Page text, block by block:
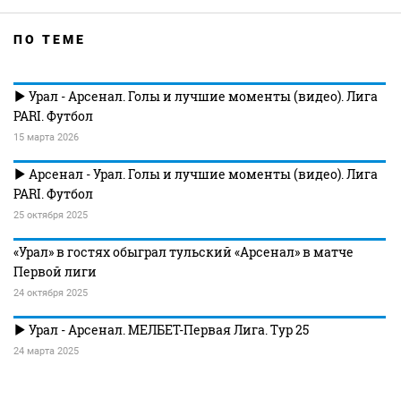
ПО ТЕМЕ
Урал - Арсенал. Голы и лучшие моменты (видео). Лига
PARI. Футбол
15 марта 2026
Арсенал - Урал. Голы и лучшие моменты (видео). Лига
PARI. Футбол
25 октября 2025
«Урал» в гостях обыграл тульский «Арсенал» в матче
Первой лиги
24 октября 2025
Урал - Арсенал. МЕЛБЕТ-Первая Лига. Тур 25
24 марта 2025